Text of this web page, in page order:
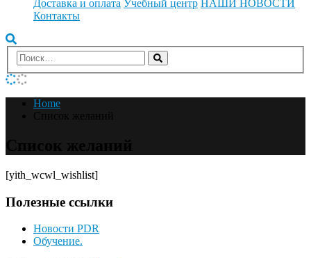
Доставка и оплата Учебный центр НАШИ НОВОСТИ
Контакты
Home
[yith_wcwl_wishlist]
Полезные ссылки
Новости PDR
Обучение.